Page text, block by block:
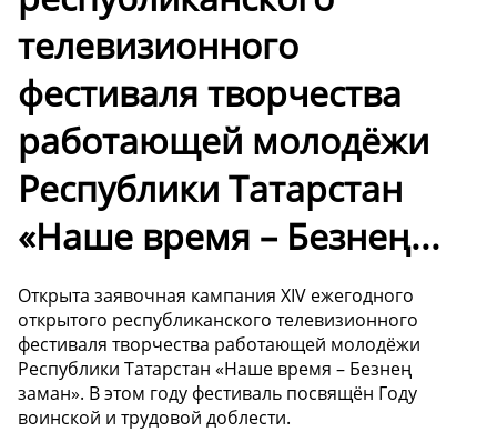
телевизионного
фестиваля творчества
работающей молодёжи
Республики Татарстан
«Наше время – Безнең...
Открыта заявочная кампания XIV ежегодного
открытого республиканского телевизионного
фестиваля творчества работающей молодёжи
Республики Татарстан «Наше время – Безнең
заман». В этом году фестиваль посвящён Году
воинской и трудовой доблести.